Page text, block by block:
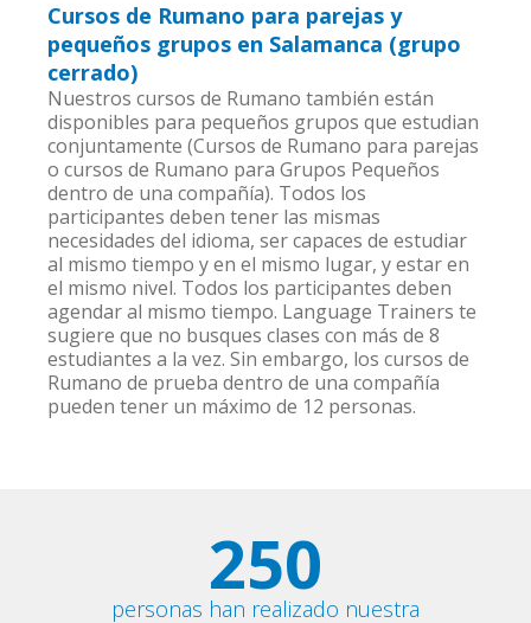
Cursos de Rumano para parejas y
pequeños grupos en Salamanca (grupo
cerrado)
Nuestros cursos de Rumano también están
disponibles para pequeños grupos que estudian
conjuntamente (Cursos de Rumano para parejas
o cursos de Rumano para Grupos Pequeños
dentro de una compañía). Todos los
participantes deben tener las mismas
necesidades del idioma, ser capaces de estudiar
al mismo tiempo y en el mismo lugar, y estar en
el mismo nivel. Todos los participantes deben
agendar al mismo tiempo. Language Trainers te
sugiere que no busques clases con más de 8
estudiantes a la vez. Sin embargo, los cursos de
Rumano de prueba dentro de una compañía
pueden tener un máximo de 12 personas.
250
personas han realizado nuestra